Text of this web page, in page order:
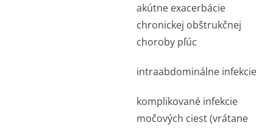
akútne exacerbácie
chronickej obštrukčnej
choroby pľúc
intraabdominálne infekcie
komplikované infekcie
močových ciest (vrátane